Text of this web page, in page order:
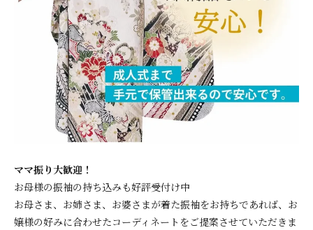
ママ振り大歓迎！
お母様の振袖の持ち込みも好評受付け中
お母さま、お姉さま、お婆さまが着た振袖をお持ちであれば、お
嬢様の好みに合わせたコーディネートをご提案させていただきま